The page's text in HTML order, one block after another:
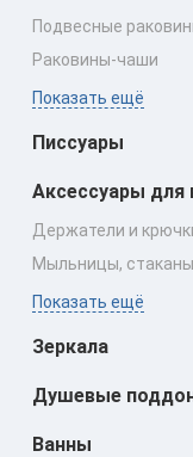
Подвесные
Раковины‑чаши
Показать ещё
Писсуары
Аксессуары для
Держатели и
Мыльницы,
Показать ещё
Зеркала
Душевые
Ванны